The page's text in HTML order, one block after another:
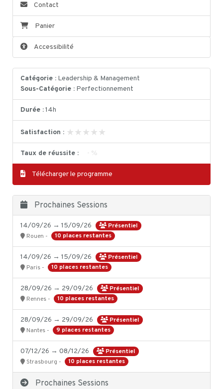
Contact
Panier
Accessibilité
Catégorie : Leadership & Management
Sous-Catégorie : Perfectionnement
Durée :14h
Satisfaction : ★★★★★
★★★★★
Taux de réussite : - %
Télécharger le programme
Prochaines Sessions
14/09/26 → 15/09/26
Présentiel
Rouen -
10 places restantes
14/09/26 → 15/09/26
Présentiel
Paris -
10 places restantes
28/09/26 → 29/09/26
Présentiel
Rennes -
10 places restantes
28/09/26 → 29/09/26
Présentiel
Nantes -
9 places restantes
07/12/26 → 08/12/26
Présentiel
Strasbourg -
10 places restantes
Prochaines Sessions